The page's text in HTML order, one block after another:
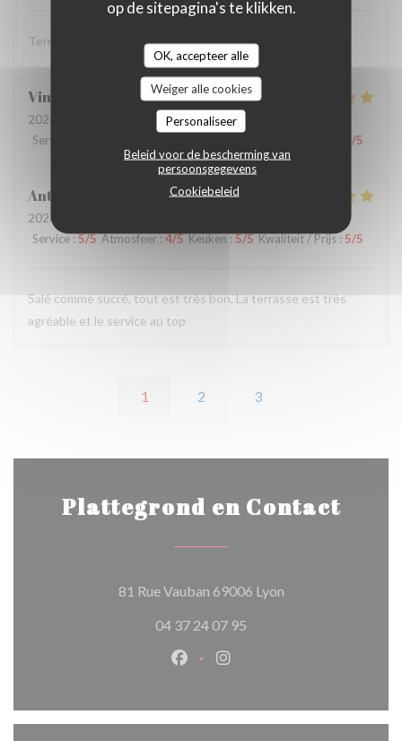
op de sitepagina's te klikken.
OK, accepteer alle
Weiger alle cookies
Personaliseer
Beleid voor de bescherming van
persoonsgegevens
Cookiebeleid
Terrasse agréable, service aimable et efficace
Vincent
2026-07-21
- 13:00 - Gasten 2
Service
/5
Anthony
2026-07-19
Service:5/5 Atmosfeer:4/5 Keuken:5/5 Kwaliteit / Prijs: 5/5
Salé comme sucré, tout est très bon. La terrasse est très
agréable et le service au top
1 2 3
Plattegrond en Contact
81 Rue Vauban 69006 Lyon((opent in een
04 37 24 07 95
Facebook ((opent in een nieuw
Instagram ((opent in een